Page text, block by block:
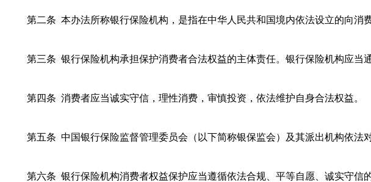
第二条 本办法所称银行保险机构，是指在中华人民共和国境内依法设立的向消
第三条 银行保险机构承担保护消费者合法权益的主体责任。银行保险机构应当
第四条 消费者应当诚实守信，理性消费，审慎投资，依法维护自身合法权益。
第五条 中国银行保险监督管理委员会（以下简称银保监会）及其派出机构依法
第六条 银行保险机构消费者权益保护应当遵循依法合规、平等自愿、诚实守信的